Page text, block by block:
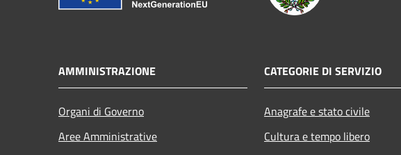
AMMINISTRAZIONE
Organi di Governo
Aree Amministrative
CATEGORIE DI SERVIZIO
Anagrafe e stato civile
Cultura e tempo libero